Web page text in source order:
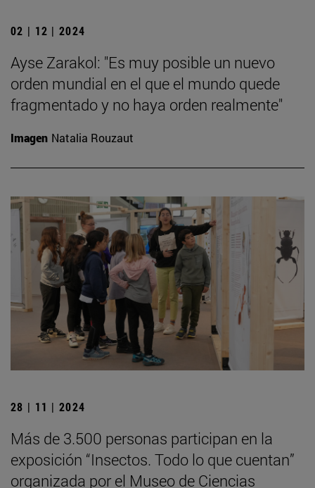
02 | 12 | 2024
Ayse Zarakol: "Es muy posible un nuevo
orden mundial en el que el mundo quede
fragmentado y no haya orden realmente"
Imagen Natalia Rouzaut
28 | 11 | 2024
Más de 3.500 personas participan en la
exposición “Insectos. Todo lo que cuentan”
organizada por el Museo de Ciencias